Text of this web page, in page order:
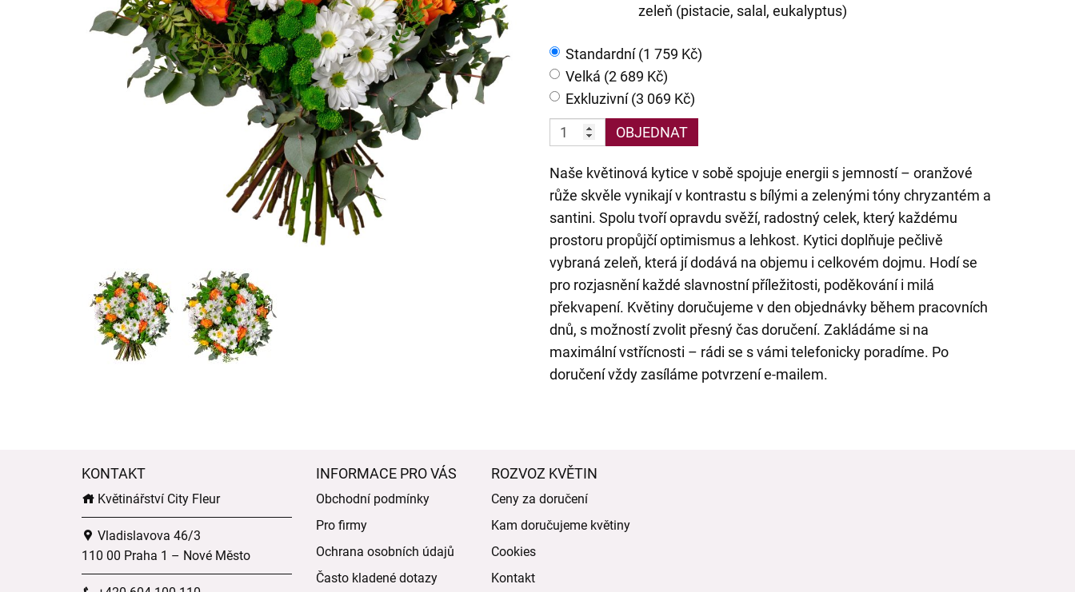
zeleň (pistacie, salal, eukalyptus)
Standardní (1 759 Kč)
Velká (2 689 Kč)
Exkluzivní (3 069 Kč)
OBJEDNAT
Naše květinová kytice v sobě spojuje energii s jemností – oranžové
růže skvěle vynikají v kontrastu s bílými a zelenými tóny chryzantém a
santini. Spolu tvoří opravdu svěží, radostný celek, který každému
prostoru propůjčí optimismus a lehkost. Kytici doplňuje pečlivě
vybraná zeleň, která jí dodává na objemu i celkovém dojmu. Hodí se
pro rozjasnění každé slavnostní příležitosti, poděkování i milá
překvapení. Květiny doručujeme v den objednávky během pracovních
dnů, s možností zvolit přesný čas doručení. Zakládáme si na
maximální vstřícnosti – rádi se s vámi telefonicky poradíme. Po
doručení vždy zasíláme potvrzení e-mailem.
KONTAKT
Květinářství City Fleur
Vladislavova 46/3
110 00 Praha 1 – Nové Město
INFORMACE PRO VÁS
Obchodní podmínky
Pro firmy
Ochrana osobních údajů
Často kladené dotazy
ROZVOZ KVĚTIN
Ceny za doručení
Kam doručujeme květiny
Cookies
Kontakt